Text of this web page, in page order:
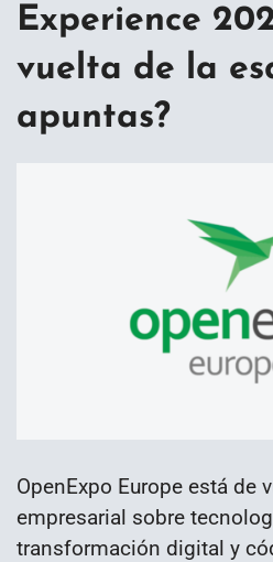
Experience
vuelta de la
apuntas?
OpenExpo Europe está de
empresarial sobre
transformación digital y